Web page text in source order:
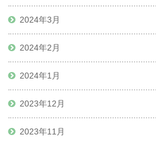
2024年3月
2024年2月
2024年1月
2023年12月
2023年11月